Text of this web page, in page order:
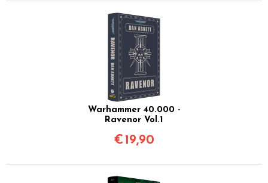
Warhammer 40.000 -
Ravenor Vol.1
€ 19,90